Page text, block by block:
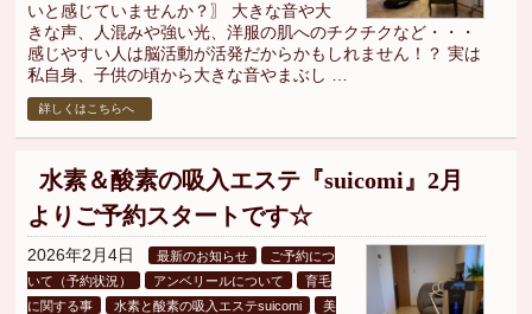
いと感じていませんか？〗 大きな音や大
きな声、人混みや強い光、洋服の肌へのチクチクなど・・・
感じやすい人は脳活動が活発だからかもしれません！？ 実は
私自身、子供の頃から大きな音やまぶし …
詳しくはこちらへ
水素＆酸素の吸入エステ『suicomi』2月
よりご予約スタートです☆
2026年2月4日 最新のお知らせ
ご予約につ
いて（予約状況）
アンベリールについて
育毛
に関する事
水素と酸素の吸入エステsuicomi
美